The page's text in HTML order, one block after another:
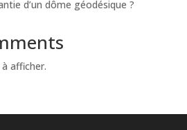
d’un dôme géodésique ?
afficher.